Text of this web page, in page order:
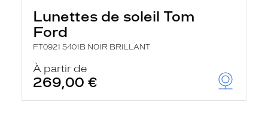
Lunettes de soleil Tom
Ford
FT0921 5401B NOIR BRILLANT
À partir de
269,00 €